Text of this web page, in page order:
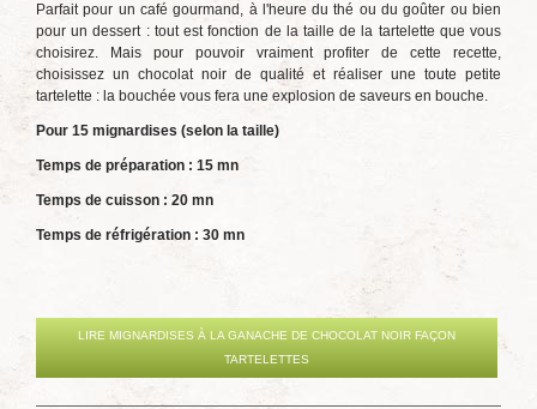
Parfait pour un café gourmand, à l'heure du thé ou du goûter ou bien
pour un dessert : tout est fonction de la taille de la tartelette que vous
choisirez. Mais pour pouvoir vraiment profiter de cette recette,
choisissez un chocolat noir de qualité et réaliser une toute petite
tartelette : la bouchée vous fera une explosion de saveurs en bouche.
Pour 15 mignardises (selon la taille)
Temps de préparation : 15 mn
Temps de cuisson : 20 mn
Temps de réfrigération : 30 mn
LIRE MIGNARDISES À LA GANACHE DE CHOCOLAT NOIR FAÇON
TARTELETTES